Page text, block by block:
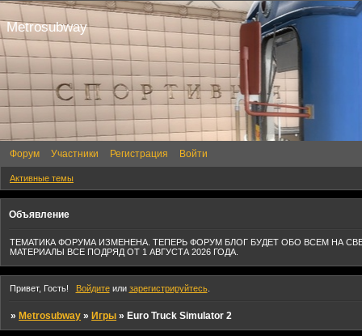
Metrosubway
Форум Участники Регистрация Войти
Активные темы
Объявление
ТЕМАТИКА ФОРУМА ИЗМЕНЕНА. ТЕПЕРЬ ФОРУМ БЛОГ БУДЕТ ОБО ВСЕМ НА
МАТЕРИАЛЫ ВСЕ ПОДРЯД ОТ 1 АВГУСТА 2026 ГОДА.
Привет, Гость! Войдитеили зарегистрируйтесь.
» Metrosubway » Игры » Euro Truck Simulator 2